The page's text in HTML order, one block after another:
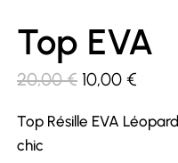
Top EVA
20,00€ Le
initial
10,00 €Le
Top Résille EVA
chic